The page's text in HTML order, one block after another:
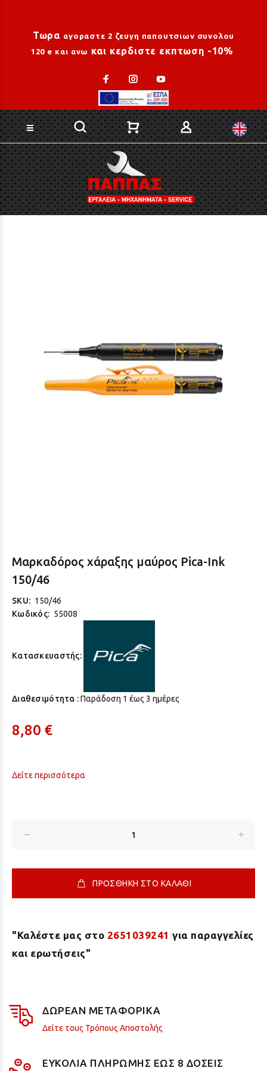
Τωρα αγοραστε 2 ζευγη παπουτσιων συνολου
120 e και ανω και κερδιστε εκπτωση -10%
Μαρκαδόρος χάραξης μαύρος Pica-Ink
150/46
SKU: 150/46
Κωδικός: 55008
Κατασκευαστής:
Διαθεσιμότητα :Παράδoση 1 έως 3 ημέρες
8,80 €
Δείτε περισσότερα
ΠΡΟΣΘΗΚΗ ΣΤΟ ΚΑΛΑΘΙ
"Καλέστε μας στο 2651039241 για παραγγελίες
και ερωτήσεις"
ΔΩΡΕΑΝ ΜΕΤΑΦΟΡΙΚΑ
Δείτε τους Τρόπους Αποστολής
ΕΥΚΟΛΙΑ ΠΛΗΡΩΜΗΣ ΕΩΣ 8 ΔΟΣΕΙΣ